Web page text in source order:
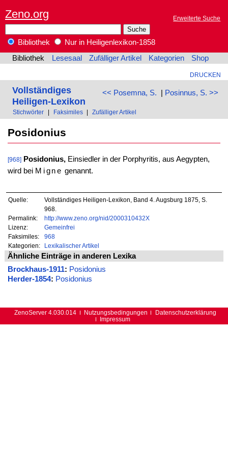
Zeno.org Erweiterte Suche
Bibliothek
Nur in Heiligenlexikon-1858
Bibliothek
Lesesaal Zufälliger Artikel Kategorien Shop
DRUCKEN
<< Posemna, S. | Posinnus, S. >>
Vollständiges
Heiligen-Lexikon
Stichwörter Faksimiles Zufälliger Artikel
Posidonius
[968] Posidonius,Einsiedler in der Porphyritis, aus Aegypten,
wird bei Migne genannt.
Quelle:
Vollständiges Heiligen-Lexikon, Band 4. Augsburg 1875, S.
968.
Permalink:
http://www.zeno.org/nid/2000310432X
Lizenz:
Gemeinfrei
Faksimiles:
968
Kategorien:
Lexikalischer Artikel
Ähnliche Einträge in anderen Lexika
Brockhaus-1911: Posidonius
Herder-1854: Posidonius
ZenoServer 4.030.014 Nutzungsbedingungen
Datenschutzerklärung
Impressum